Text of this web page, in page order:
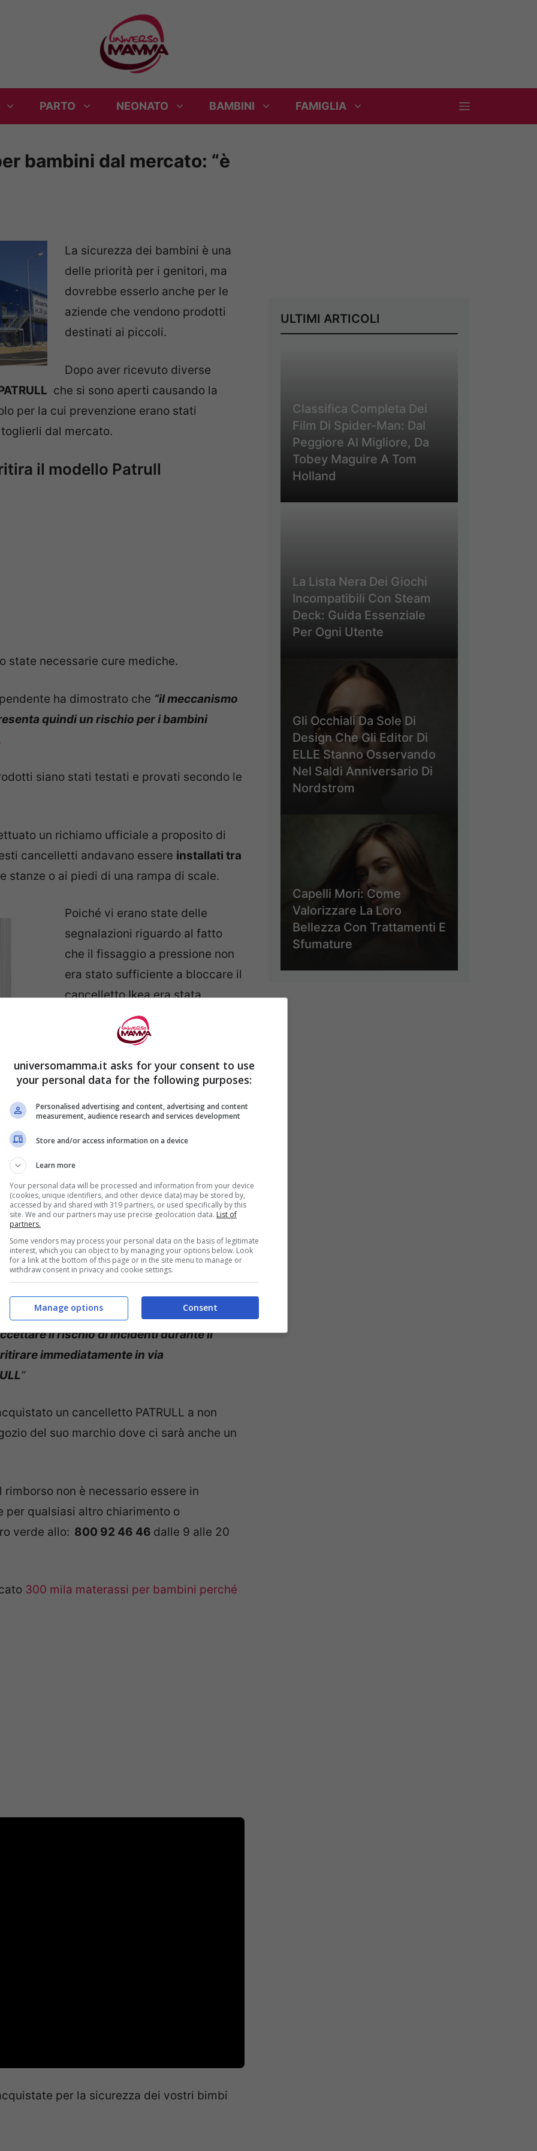
PARTO NEONATO BAMBINI FAMIGLIA
bambini dal mercato: “è
La sicurezza dei bambini è una
delle priorità per i genitori, ma
dovrebbe esserlo anche per le
aziende che vendono prodotti
destinati ai piccoli.
Dopo aver ricevuto diverse
che si sono aperti causando la
per la cui prevenzione erano stati
dal mercato.
il modello Patrull
state necessarie cure mediche.
ha dimostrato che “il meccanismo
quindi un rischio per i bambini
siano stati testati e provati secondo le
un richiamo ufficiale a proposito di
cancelletti andavano essere installati tra
stanze o ai piedi di una rampa di scale.
Poiché vi erano state delle
segnalazioni riguardo al fatto
che il fissaggio a pressione non
era stato sufficiente a bloccare il
cancelletto Ikea era stata
costretta ad ammettere che, se
montato in cima alle scale,
cadute del bimbo.
svedese, vuole rassicurare i suoi clienti.
si esprime così: “quando ci vengono
legati all’uso dei nostri prodotti,
il rischio di incidenti durante il
immediatamente in via
”
un cancelletto PATRULL a non
del suo marchio dove ci sarà anche un
non è necessario essere in
per qualsiasi altro chiarimento o
verde allo: 800 92 46 46 dalle 9 alle 20
300 mila materassi per bambini perché
per la sicurezza dei vostri bimbi
ULTIMI ARTICOLI
Classifica Completa Dei
Film Di Spider-Man: Dal
Peggiore Al Migliore, Da
Tobey Maguire A Tom
Holland
La Lista Nera Dei Giochi
Incompatibili Con Steam
Deck: Guida Essenziale
Per Ogni Utente
Gli Occhiali Da Sole Di
Design Che Gli Editor Di
ELLE Stanno Osservando
Nel Saldi Anniversario Di
Nordstrom
Capelli Mori: Come
Valorizzare La Loro
Bellezza Con Trattamenti E
Sfumature
universomamma.it asks for your consent to use
your personal data for the following purposes:
Personalised advertising and content, advertising and content
measurement, audience research and services development
Store and/or access information on a device
Learn more
Your personal data will be processed and information from your device
(cookies, unique identifiers, and other device data) may be stored by,
accessed by and shared with 319 partners, or used specifically by this
site. We and our partners may use precise geolocation data. List of
partners.
Some vendors may process your personal data on the basis of legitimate
interest, which you can object to by managing your options below. Look
for a link at the bottom of this page or in the site menu to manage or
withdraw consent in privacy and cookie settings.
Consent
Manage options